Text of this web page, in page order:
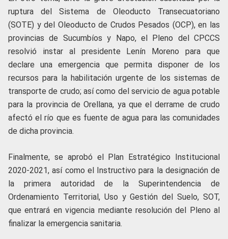
ruptura del Sistema de Oleoducto Transecuatoriano
(SOTE) y del Oleoducto de Crudos Pesados (OCP), en las
provincias de Sucumbíos y Napo, el Pleno del CPCCS
resolvió instar al presidente Lenín Moreno para que
declare una emergencia que permita disponer de los
recursos para la habilitación urgente de los sistemas de
transporte de crudo; así como del servicio de agua potable
para la provincia de Orellana, ya que el derrame de crudo
afectó el río que es fuente de agua para las comunidades
de dicha provincia.
Finalmente, se aprobó el Plan Estratégico Institucional
2020-2021, así como el Instructivo para la designación de
la primera autoridad de la Superintendencia de
Ordenamiento Territorial, Uso y Gestión del Suelo, SOT,
que entrará en vigencia mediante resolución del Pleno al
finalizar la emergencia sanitaria.